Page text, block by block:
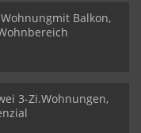
Balkon,
3-Zi.Wohnungen,